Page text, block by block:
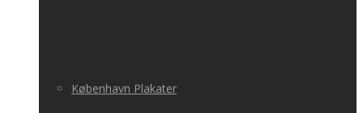
København Plakater